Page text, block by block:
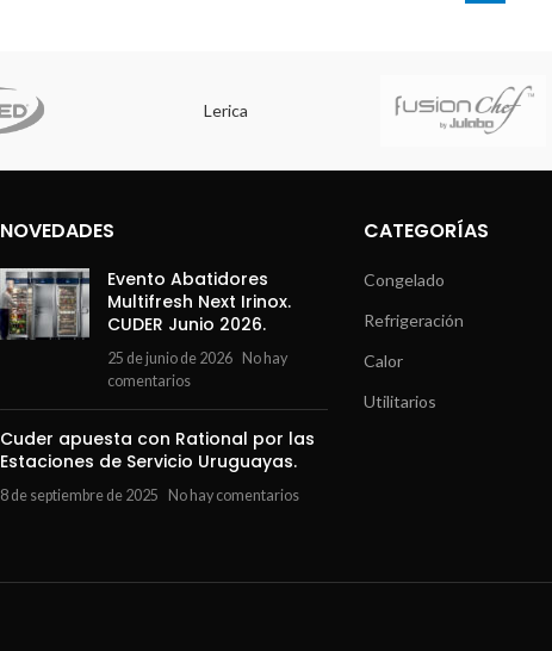
NOVEDADES
Evento Abatidores
Multifresh Next Irinox.
CUDER Junio 2026.
25 de junio de 2026
No hay
comentarios
Cuder apuesta con Rational por las
Estaciones de Servicio Uruguayas.
8 de septiembre de 2025 No hay comentarios
CATEGORÍAS
Congelado
Refrigeración
Calor
Utilitarios